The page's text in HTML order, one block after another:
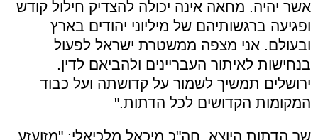
אשר יהיה. מחאה אינה יכולה להצדיק חילול קודש
ופגיעה ברגשותיהם של מיליוני יהודים בארץ
ובעולם. אני מצפה ממשטרת ישראל לפעול
בנחישות לאיתור העבריינים ולהביאם לדין.
ירושלים תמשיך לשמור על קדושתה ועל כבוד
המקומות הקדושים לכל הדתות."
שר הדתות היוצא, חה"כ מיכאל מלכיאלי: "מזועזע